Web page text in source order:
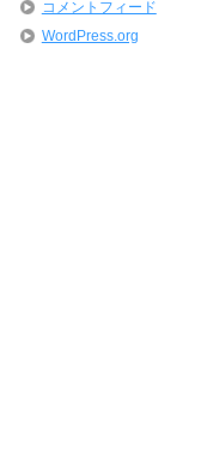
コメントフィード
WordPress.org